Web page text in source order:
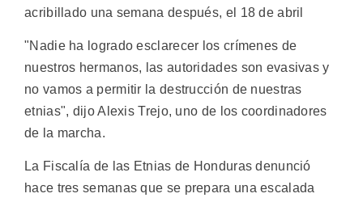
acribillado una semana después, el 18 de abril
"Nadie ha logrado esclarecer los crímenes de
nuestros hermanos, las autoridades son evasivas y
no vamos a permitir la destrucción de nuestras
etnias", dijo Alexis Trejo, uno de los coordinadores
de la marcha.
La Fiscalía de las Etnias de Honduras denunció
hace tres semanas que se prepara una escalada